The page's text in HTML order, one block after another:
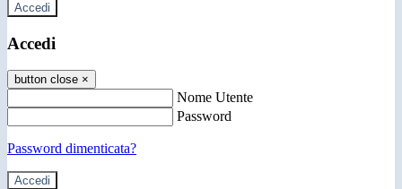
Accedi
Accedi
button close ×
Nome Utente
Password
Password dimenticata?